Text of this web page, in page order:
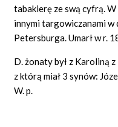
tabakierę ze swą cyfrą.
innymi targowiczanami w
Petersburga. Umarł w r.
D. żonaty był z Karoliną
z którą miał 3 synów:
W. p.